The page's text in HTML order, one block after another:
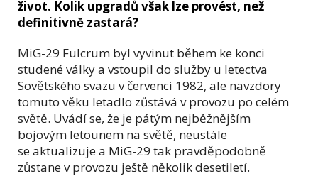
život. Kolik upgradů však lze provést, než
definitivně zastará?
MiG-29 Fulcrum byl vyvinut během ke konci
studené války a vstoupil do služby u letectva
Sovětského svazu v červenci 1982, ale navzdory
tomuto věku letadlo zůstává v provozu po celém
světě. Uvádí se, že je pátým nejběžnějším
bojovým letounem na světě, neustále
se aktualizuje a MiG-29 tak pravděpodobně
zůstane v provozu ještě několik desetiletí.